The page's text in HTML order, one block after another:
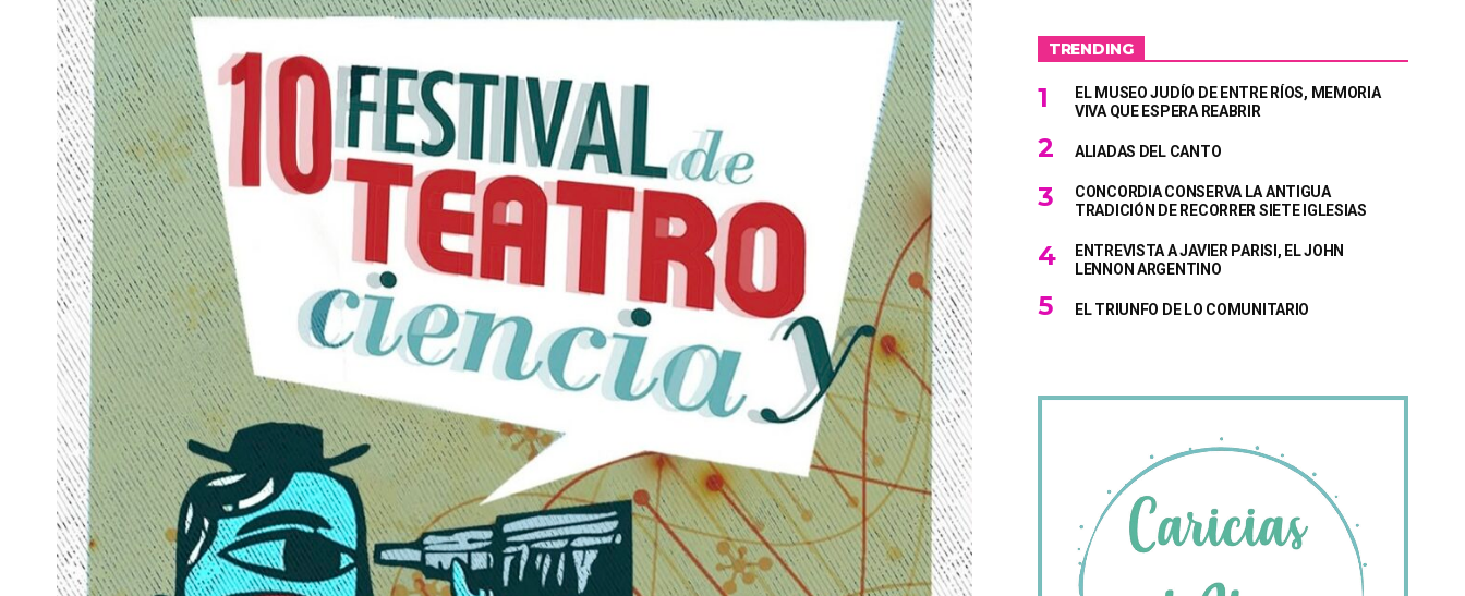
TRENDING
EL MUSEO JUDÍO DE ENTRE RÍOS, MEMORIA
VIVA QUE ESPERA REABRIR
ALIADAS DEL CANTO
CONCORDIA CONSERVA LA ANTIGUA
TRADICIÓN DE RECORRER SIETE IGLESIAS
ENTREVISTA A JAVIER PARISI, EL JOHN
LENNON ARGENTINO
EL TRIUNFO DE LO COMUNITARIO